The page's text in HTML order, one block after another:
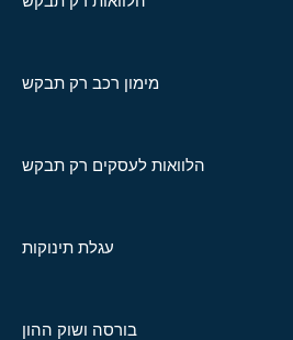
מימון רכב רק תבקש
הלוואות לעסקים רק תבקש
עגלת תינוקות
בורסה ושוק ההון